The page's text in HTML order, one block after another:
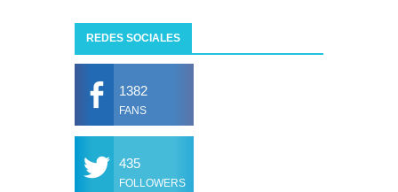
REDES SOCIALES
1382
FANS
435
FOLLOWERS